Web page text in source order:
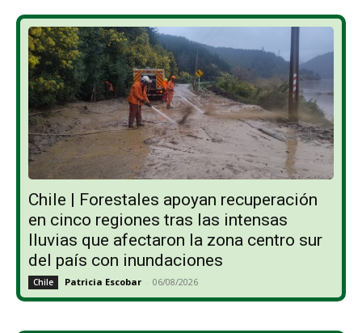
Chile | Forestales apoyan recuperación
en cinco regiones tras las intensas
lluvias que afectaron la zona centro sur
del país con inundaciones
Chile Patricia Escobar - 06/08/2026